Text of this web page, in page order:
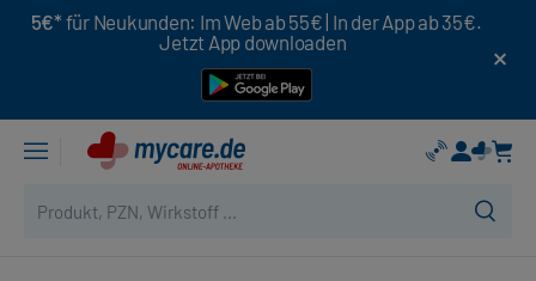
5€* für Neukunden: Im Web ab 55€ | In der App ab 35€.
Jetzt App downloaden